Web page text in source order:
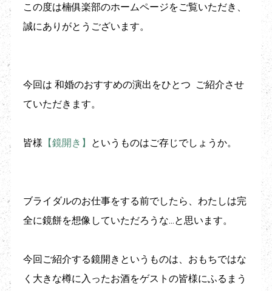
この度は楠俱楽部のホームページをご覧いただき、
誠にありがとうございます。
今回は 和婚のおすすめの演出をひとつ  ご紹介させ
ていただきます。
皆様 【鏡開き】 というものはご存じでしょうか。
ブライダルのお仕事をする前でしたら、わたしは完
全に鏡餅を想像していただろうな…と思います。
今回ご紹介する鏡開きというものは、おもちではな
く大きな樽に入ったお酒をゲストの皆様にふるまう